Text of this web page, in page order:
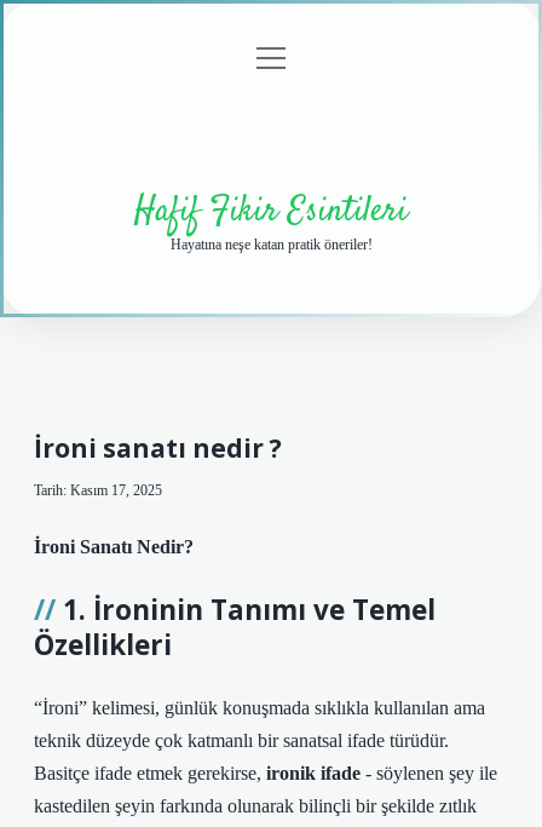
menüyü
Hafif Fikir Esintileri
Hayatına neşe katan pratik öneriler!
İroni sanatı nedir ?
Tarih: Kasım 17, 2025
İroni Sanatı Nedir?
1. İroninin Tanımı ve Temel
Özellikleri
“İroni” kelimesi, günlük konuşmada sıklıkla kullanılan ama
teknik düzeyde çok katmanlı bir sanatsal ifade türüdür.
Basitçe ifade etmek gerekirse, ironik ifade ‑ söylenen şey ile
kastedilen şeyin farkında olunarak bilinçli bir şekilde zıtlık